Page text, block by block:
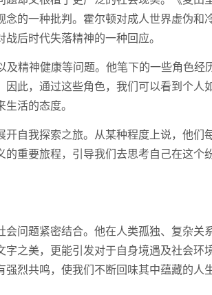
的一种批判。霍尔顿对成人世界虚伪和
后时代失落精神的一种回应。
精神健康等问题。他笔下的一些角色经
此，通过这些角色，我们可以看到个人
活的态度。
自我探索之旅。从某种程度上说，他们
重要旅程，引导我们去思考自己在这个
问题紧密结合。他在人类孤独、复杂关
之美，更能引发对于自身境遇及社会环
烈共鸣，使我们不断回味其中蕴藏的人